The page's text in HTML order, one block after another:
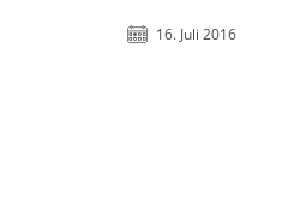
16. Juli 2016